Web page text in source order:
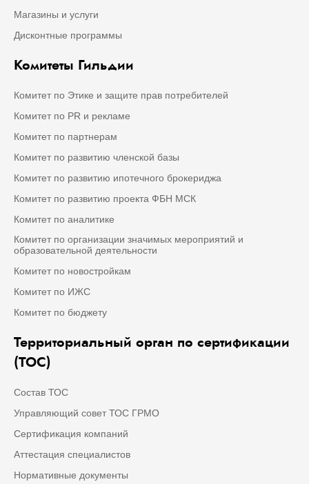
Магазины и услуги
Дисконтные программы
Комитеты Гильдии
Комитет по Этике и защите прав потребителей
Комитет по PR и рекламе
Комитет по партнерам
Комитет по развитию членской базы
Комитет по развитию ипотечного брокериджа
Комитет по развитию проекта ФБН МСК
Комитет по аналитике
Комитет по организации значимых мероприятий и
образовательной деятельности
Комитет по новостройкам
Комитет по ИЖС
Комитет по бюджету
Территориальный орган по сертификации
(ТОС)
Состав ТОС
Управляющий совет ТОС ГРМО
Сертификация компаний
Аттестация специалистов
Нормативные документы